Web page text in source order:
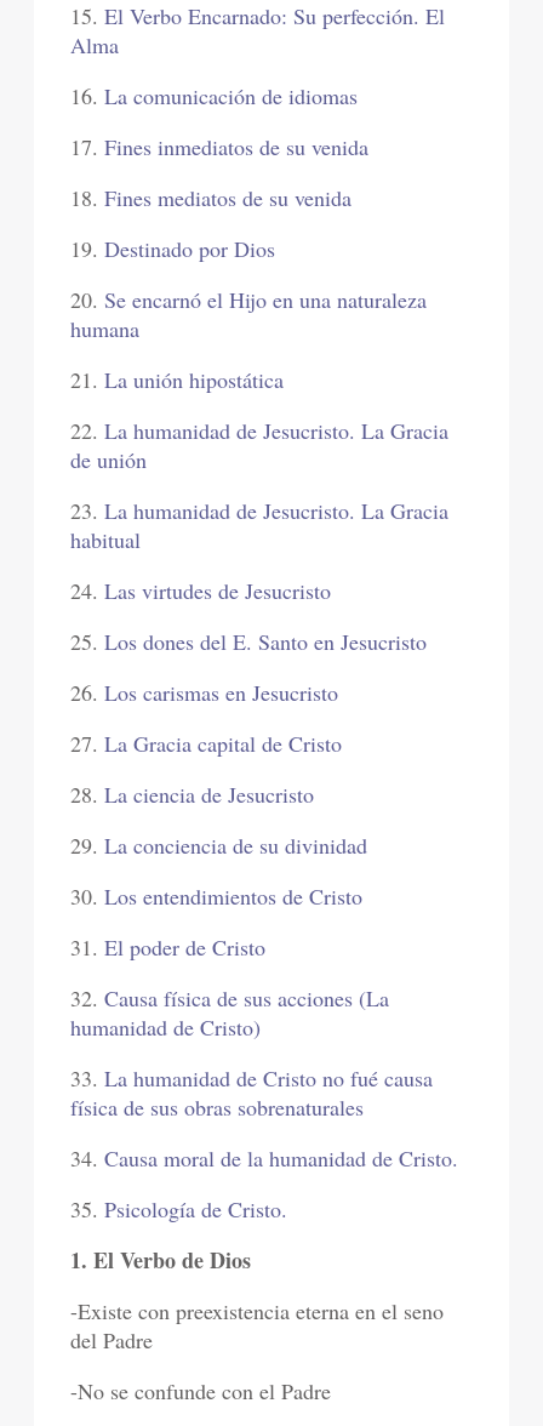
15.El Verbo Encarnado: Su perfección. El
Alma
16.La comunicación de idiomas
17.Fines inmediatos de su venida
18.Fines mediatos de su venida
19.Destinado por Dios
20. Se encarnó el Hijo en una naturaleza
humana
21.La unión hipostática
22.La humanidad de Jesucristo. La Gracia
de unión
23.La humanidad de Jesucristo. La Gracia
habitual
24.Las virtudes de Jesucristo
25.Los dones del E. Santo en Jesucristo
26.Los carismas en Jesucristo
27.La Gracia capital de Cristo
28.La ciencia de Jesucristo
29.La conciencia de su divinidad
30.Los entendimientos de Cristo
31.El poder de Cristo
32.Causa física de sus acciones (La
humanidad de Cristo)
33.La humanidad de Cristo no fué causa
física de sus obras sobrenaturales
34.Causa moral de la humanidad de Cristo.
35.Psicología de Cristo.
1. El Verbo de Dios
-Existe con preexistencia eterna en el seno
del Padre
-No se confunde con el Padre